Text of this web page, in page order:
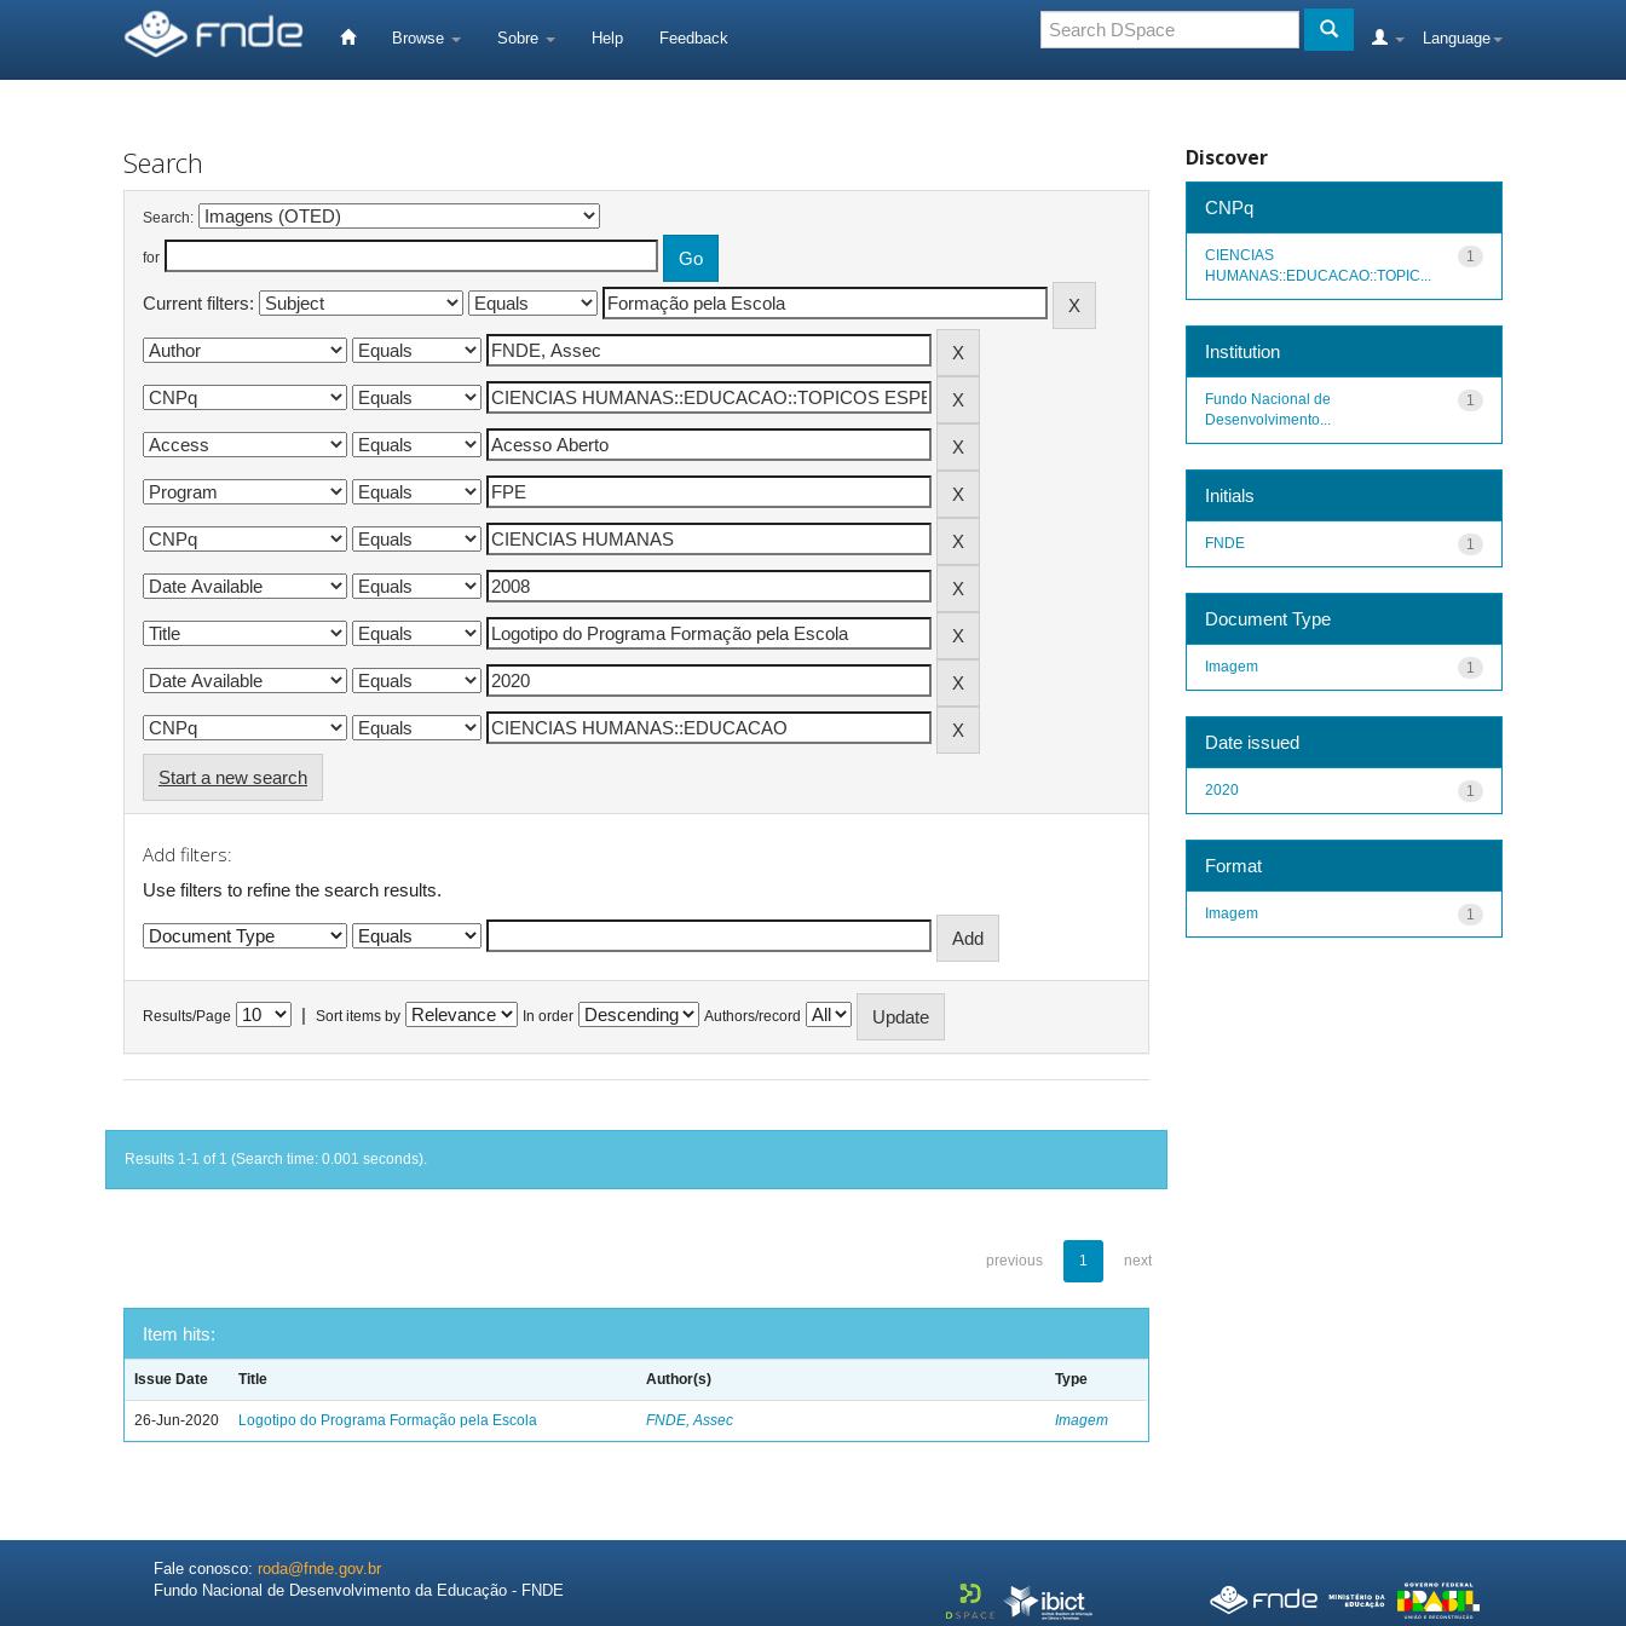
Browse Sobre Help Feedback Language
Search
Search:
for
Current filters:
Start a new search
Add filters:
Use filters to refine the search results.
Results/Page Sort items by In order Authors/record
Results 1-1 of 1 (Search time: 0.001 seconds).
previous 1 next
Item hits:
Issue Date Title Author(s) Type
26-Jun-2020 Logotipo do Programa Formação pela Escola FNDE, Assec Imagem
Discover
CNPq
1
CIENCIAS
HUMANAS::EDUCACAO::TOPIC...
Institution
1
Fundo Nacional de
Desenvolvimento...
Initials
1
FNDE
Document Type
1
Imagem
Date issued
1
2020
Format
1
Imagem
Fale conosco: roda@fnde.gov.br
Fundo Nacional de Desenvolvimento da Educação - FNDE